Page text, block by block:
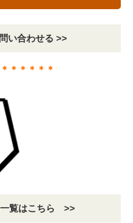
い合わせる >>
＊＊＊＊＊
一覧はこちら >>